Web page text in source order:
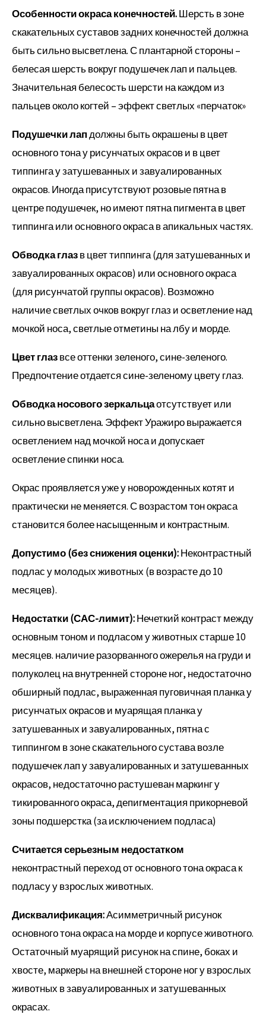
Особенности окраса конечностей.Шерсть в зоне
скакательных суставов задних конечностей должна
быть сильно высветлена. С плантарной стороны –
белесая шерсть вокруг подушечек лап и пальцев.
Значительная белесость шерсти на каждом из
пальцев около когтей – эффект светлых «перчаток»
Подушечки лапдолжны быть окрашены в цвет
основного тона у рисунчатых окрасов и в цвет
типпинга у затушеванных и завуалированных
окрасов. Иногда присутствуют розовые пятна в
центре подушечек, но имеют пятна пигмента в цвет
типпинга или основного окраса в апикальных частях.
Обводка глазв цвет типпинга (для затушеванных и
завуалированных окрасов) или основного окраса
(для рисунчатой группы окрасов). Возможно
наличие светлых очков вокруг глаз и осветление над
мочкой носа, светлые отметины на лбу и морде.
Цвет глазвсе оттенки зеленого, сине-зеленого.
Предпочтение отдается сине-зеленому цвету глаз.
Обводка носового зеркальцаотсутствует или
сильно высветлена. Эффект Уражиро выражается
осветлением над мочкой носа и допускает
осветление спинки носа.
Окрас проявляется уже у новорожденных котят и
практически не меняется. С возрастом тон окраса
становится более насыщенным и контрастным.
Допустимо (без снижения оценки):Неконтрастный
подлас у молодых животных (в возрасте до 10
месяцев).
Недостатки (САС-лимит):Нечеткий контраст между
основным тоном и подласом у животных старше 10
месяцев. наличие разорванного ожерелья на груди и
полуколец на внутренней стороне ног, недостаточно
обширный подлас, выраженная пуговичная планка у
рисунчатых окрасов и муарящая планка у
затушеванных и завуалированных, пятна с
типпингом в зоне скакательного сустава возле
подушечек лап у завуалированных и затушеванных
окрасов, недостаточно растушеван маркинг у
тикированного окраса, депигментация прикорневой
зоны подшерстка (за исключением подласа)
Считается серьезным недостатком
неконтрастный переход от основного тона окраса к
подласу у взрослых животных.
Дисквалификация:Асимметричный рисунок
основного тона окраса на морде и корпусе животного.
Остаточный муарящий рисунок на спине, боках и
хвосте, маркеры на внешней стороне ног у взрослых
животных в завуалированных и затушеванных
окрасах.